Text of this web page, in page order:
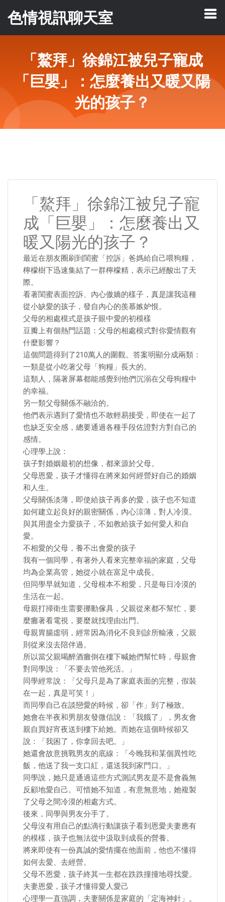
色情視訊聊天室
「鰲拜」徐錦江被兒子寵成
「巨嬰」：怎麼養出又暖又陽
光的孩子？
「鰲拜」徐錦江被兒子寵
成「巨嬰」：怎麼養出又
暖又陽光的孩子？
最近在朋友圈刷到閨蜜「控訴」爸媽給自己喂狗糧，
檸檬樹下迅速集結了一群檸檬精，表示已經酸出了天
際。
看著閨蜜表面控訴、內心傲嬌的樣子，真是讓我這種
從小缺愛的孩子，發自內心的羨慕嫉妒恨。
父母的相處模式是孩子眼中愛的初模樣
豆瓣上有個熱門話題：父母的相處模式對你愛情觀有
什麼影響？
這個問題得到了210萬人的圍觀。答案明顯分成兩類：
一類是從小吃著父母「狗糧」長大的。
這類人，隔著屏幕都能感覺到他們沉溺在父母狗糧中
的幸福。
另一類父母關係不融洽的。
他們表示遇到了愛情也不敢輕易接受，即使在一起了
也缺乏安全感，總要通過各種手段佐證對方對自己的
感情。
心理學上說：
孩子對婚姻最初的想像，都來源於父母。
父母恩愛，孩子才懂得在將來如何經營好自己的婚姻
和人生。
父母關係淡薄，即使給孩子再多的愛，孩子也不知道
如何建立起良好的親密關係，內心涼薄，對人冷漠。
與其用盡全力愛孩子，不如教給孩子如何愛人和自
愛。
不相愛的父母，養不出會愛的孩子
我有一個同學，有著外人看來完整幸福的家庭，父母
均為企業高管，她從小就在富足中成長。
但同學早就知道，父母根本不相愛，只是每日冷漠的
生活在一起。
母親打掃衛生需要挪動傢具，父親從來都不幫忙，要
麼癱著看電視，要麼就找理由出門。
母親胃腸虛弱，經常因為消化不良到診所輸液，父親
則從來沒去陪伴過。
所以當父親喝醉酒癱倒在樓下喊她們幫忙時，母親會
對同學說：「不要去管他死活。」
同學經常說：「父母只是為了家庭表面的完整，假裝
在一起，真是可笑！」
而同學自己在談戀愛的時候，卻「作」到了極致。
她會在半夜和男朋友發微信說：「我餓了」，男友會
親自買好宵夜送到樓下給她。而她在這個時候卻又
說：「我困了，你拿回去吧。」
她還會故意挑戰男友的底線：「今晚我和某個異性吃
飯，他送了我一支口紅，還送我到家門口。」
同學說，她只是通過這些方式測試男友是不是會義無
反顧地愛自己。可惜她不知道，有意無意地，她複製
了父母之間冷漠的相處方式。
後來，同學與男友分手了。
父母沒有用自己的點滴行動讓孩子看到恩愛夫妻應有
的模樣，孩子也無法從中汲取到成長的營養。
將來即使有一份真誠的愛情擺在他面前，他也不懂得
如何去愛、去經營。
父母不恩愛，孩子終其一生都在跌跌撞撞地尋找愛。
夫妻恩愛，孩子才懂得愛人愛己
心理學一直強調，夫妻關係是家庭的「定海神針」。